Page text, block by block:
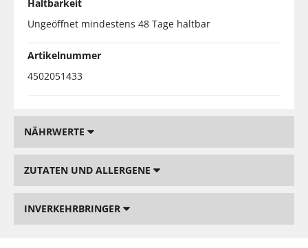
Haltbarkeit
Ungeöffnet mindestens 48 Tage haltbar
Artikelnummer
4502051433
NÄHRWERTE
ZUTATEN UND ALLERGENE
INVERKEHRBRINGER